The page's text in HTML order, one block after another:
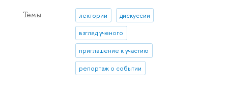
Темы лектории дискуссии
взгляд ученого
приглашение к участию
репортаж о событии